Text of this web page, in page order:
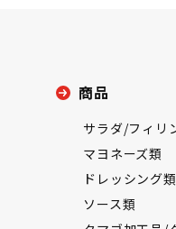
商品
サラダ/フィリ
マヨネーズ類
ドレッシング類
ソース類